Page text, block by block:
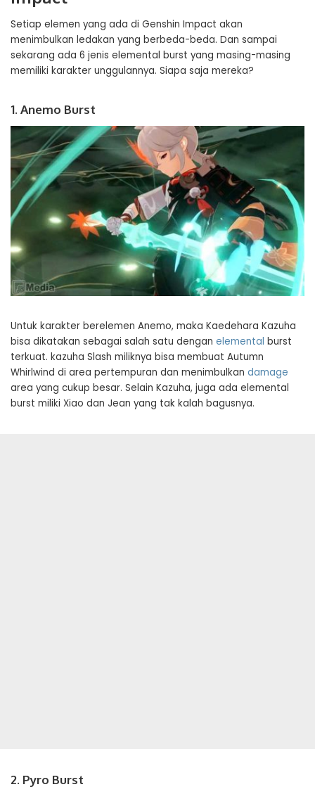
Setiap elemen yang ada di Genshin Impact akan
menimbulkan ledakan yang berbeda-beda. Dan sampai
sekarang ada 6 jenis elemental burst yang masing-masing
memiliki karakter unggulannya. Siapa saja mereka?
1. Anemo Burst
Untuk karakter berelemen Anemo, maka Kaedehara Kazuha
bisa dikatakan sebagai salah satu dengan elemental burst
terkuat. kazuha Slash miliknya bisa membuat Autumn
Whirlwind di area pertempuran dan menimbulkan damage
area yang cukup besar. Selain Kazuha, juga ada elemental
burst miliki Xiao dan Jean yang tak kalah bagusnya.
2. Pyro Burst